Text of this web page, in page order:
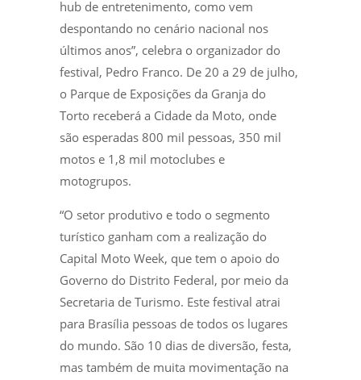
hub de entretenimento, como vem
despontando no cenário nacional nos
últimos anos”, celebra o organizador do
festival, Pedro Franco. De 20 a 29 de julho,
o Parque de Exposições da Granja do
Torto receberá a Cidade da Moto, onde
são esperadas 800 mil pessoas, 350 mil
motos e 1,8 mil motoclubes e
motogrupos.
“O setor produtivo e todo o segmento
turístico ganham com a realização do
Capital Moto Week, que tem o apoio do
Governo do Distrito Federal, por meio da
Secretaria de Turismo. Este festival atrai
para Brasília pessoas de todos os lugares
do mundo. São 10 dias de diversão, festa,
mas também de muita movimentação na